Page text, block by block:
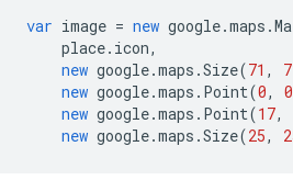
var image = new google.maps .
place. icon,
new google.maps .Size(71 ,
new google.maps . Point(0, 0
new google.maps . Point(17,
new google.maps .Size(25,